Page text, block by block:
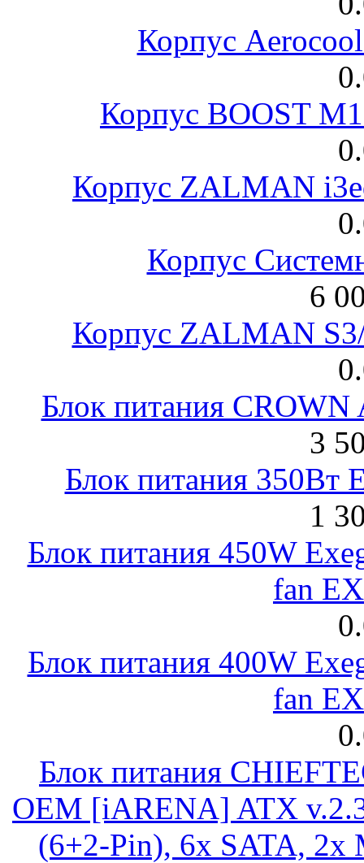
Корпус
Корпус BOOST
Корпус ZALMAN
Корпус
6
Корпус ZALMAN
Блок питания
3
Блок питания 350Вт
1
Блок питания 450W
fan
Блок питания 400W
fan
Блок питания
OEM [iARENA] ATX
(6+2-Pin), 6x SATA, 2x